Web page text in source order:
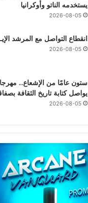
يستخدمه الناتو وأوكرانيا
2026-08-05
انقطاع التواصل مع المرشد
2026-08-05
ستون عامًا من الإشعاع…
يواصل كتابة تاريخ الثقافة
2026-08-05